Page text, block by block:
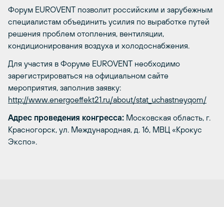
Форум EUROVENT позволит российским и зарубежным
специалистам объединить усилия по выработке путей
решения проблем отопления, вентиляции,
кондиционирования воздуха и холодоснабжения.
Для участия в Форуме EUROVENT необходимо
зарегистрироваться на официальном сайте
мероприятия, заполнив заявку:
http://www.energoeffekt21.ru/about/stat_uchastneyqom/
Адрес проведения конгресса: Московская область, г.
Красногорск, ул. Международная, д. 16, МВЦ «Крокус
Экспо».